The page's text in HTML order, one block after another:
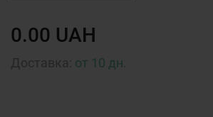
0.00 UAH
от 10 дн.